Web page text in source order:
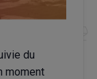
du
moment